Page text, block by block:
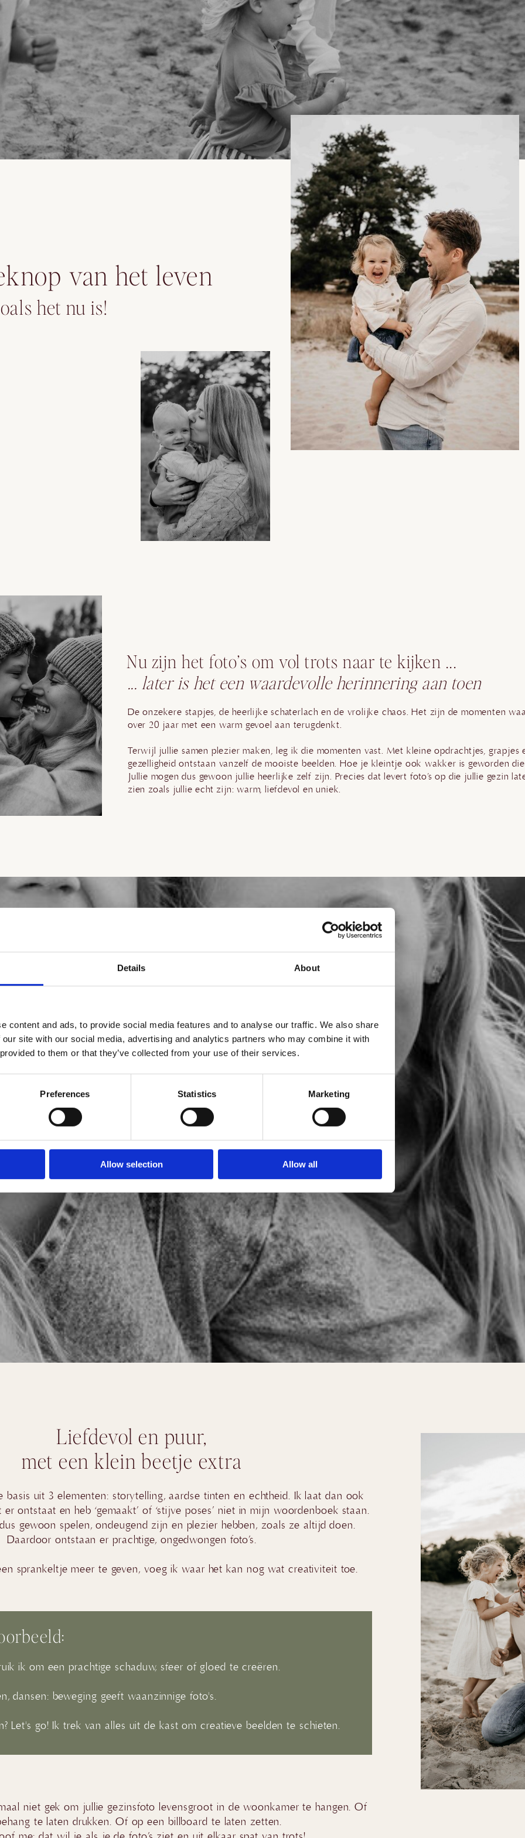
Details About
content and ads, to provide social media features and to analyse our traffic. We also share
site with our social media, advertising and analytics partners who may combine it with
to them or that they’ve collected from your use of their services.
Preferences Statistics Marketing
Allow selection Allow all
het nu is!
van het leven
Nu zijn het foto’s om vol trots naar te kijken ...
De onzekere stapjes, de heerlijke schaterlach en de vrolijke chaos. Het zijn de momenten
over 20 jaar met een warm gevoel aan terugdenkt.
Terwijl jullie samen plezier maken, leg ik die momenten vast. Met kleine opdrachtjes, grapjes
gezelligheid ontstaan vanzelf de mooiste beelden. Hoe je kleintje ook wakker is geworden
Jullie mogen dus gewoon jullie heerlijke zelf zijn. Precies dat levert foto’s op die jullie gezin
zien zoals jullie echt zijn: warm, liefdevol en uniek.
... later is het een waardevolle herinnering aan toen
Liefdevol en puur,
met een klein beetje extra
uit 3 elementen: storytelling, aardse tinten en echtheid. Ik laat dan ook
ontstaat en heb ‘gemaakt’ of ‘stijve poses’ niet in mijn woordenboek staan.
gewoon spelen, ondeugend zijn en plezier hebben, zoals ze altijd doen.
Daardoor ontstaan er prachtige, ongedwongen foto’s.
sprankeltje meer te geven, voeg ik waar het kan nog wat creativiteit toe.
ik om een prachtige schaduw, sfeer of gloed te creëren.
dansen: beweging geeft waanzinnige foto's.
Let's go! Ik trek van alles uit de kast om creatieve beelden te schieten.
niet gek om jullie gezinsfoto levensgroot in de woonkamer te hangen. Of
te laten drukken. Of op een billboard te laten zetten.